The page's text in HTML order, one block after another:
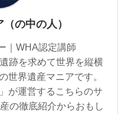
の中の人）
｜WHA認定講師
跡を求めて世界を縦横
世界遺産マニアです。
が運営するこちらのサ
の徹底紹介からおもし